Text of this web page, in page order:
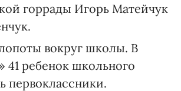
горрады Игорь Матейчук
вокруг школы. В
41 ребенок школьного
первоклассники.